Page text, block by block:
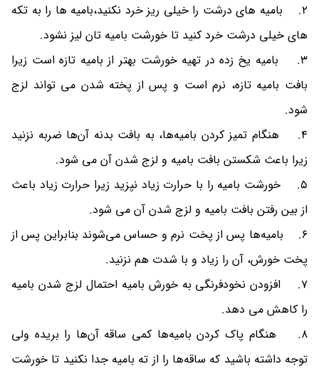
2. بامیه های درشت را خیلی ریز خرد نکنید،بامیه ها را به تکه
های خیلی درشت خرد کنید تا خورشت بامیه تان لیز نشود.
3. بامیه یخ زده در تهیه خورشت بهتر از بامیه تازه است زیرا
بافت بامیه تازه، نرم است و پس از پخته شدن می تواند لزج
شود.
4. هنگام تمیز کردن بامیه‌ها، به بافت بدنه آن‌ها ضربه نزنید
زیرا باعث شکستن بافت بامیه و لزج شدن آن می شود.
5. خورشت بامیه را با حرارت زیاد نپزید زیرا حرارت زیاد باعث
از بین رفتن بافت بامیه و لزج شدن آن می شود.
6. بامیه‌ها پس از پخت نرم و حساس می‌شوند بنابراین پس از
پخت خورش، آن را زیاد و با شدت هم نزنید.
7. افزودن نخودفرنگی به خورش بامیه احتمال لزج شدن بامیه
را کاهش می دهد.
8. هنگام پاک کردن بامیه‌ها کمی ساقه آن‌ها را بریده ولی
توجه داشته باشید که ساقه‌ها را از ته بامیه جدا نکنید تا خورشت